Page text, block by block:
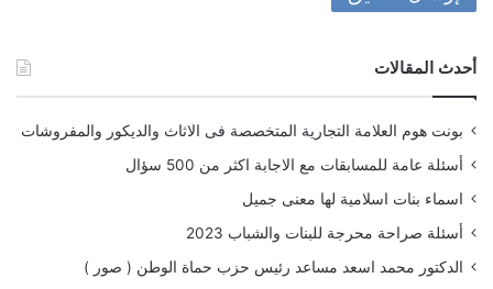
أحدث المقالات
بونت هوم العلامة التجارية المتخصصة فى الاثاث والديكور والمفروشات
أسئلة عامة للمسابقات مع الاجابة اكثر من 500 سؤال
اسماء بنات اسلامية لها معنى جميل
أسئلة صراحة محرجة للبنات والشباب 2023
الدكتور محمد اسعد مساعد رئيس حزب حماة الوطن ( صور )